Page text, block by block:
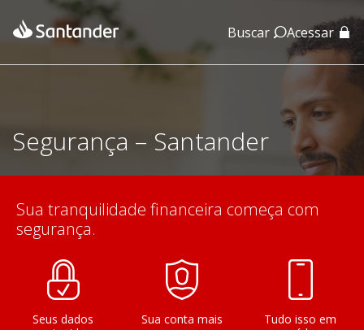
App Santander Buscar Acessar
Segurança – Santander
Sua tranquilidade financeira começa com
segurança.
Seus dados
Sua conta mais
Tudo isso em